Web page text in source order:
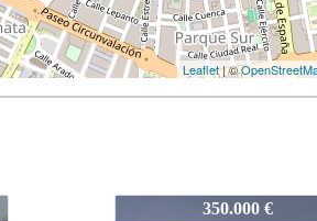
Leaflet| ©
1157-VAT4-90
280.000 €